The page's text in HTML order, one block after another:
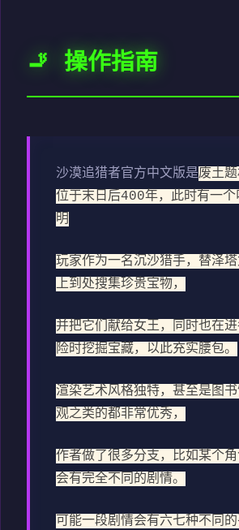
🚬 操作指南
沙漠追猎者官方中文版是废土
位于末日后400年，此时有一个
明
玩家作为一名沉沙猎手，替泽
上到处搜集珍贵宝物，
并把它们献给女王，同时也在
险时挖掘宝藏，以此充实腰包。
渲染艺术风格独特，甚至是图
观之类的都非常优秀，
作者做了很多分支，比如某个
会有完全不同的剧情。
可能一段剧情会有六七种不同